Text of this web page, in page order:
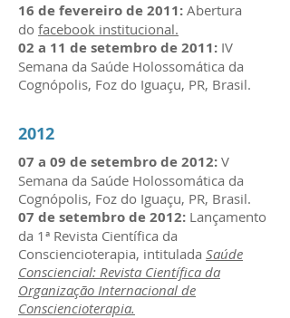
16 de fevereiro de 2011: Abertura
do facebook institucional.
02 a 11 de setembro de 2011: IV
Semana da Saúde Holossomática da
Cognópolis, Foz do Iguaçu, PR, Brasil.
2012
07 a 09 de setembro de 2012: V
Semana da Saúde Holossomática da
Cognópolis, Foz do Iguaçu, PR, Brasil.
07 de setembro de 2012: Lançamento
da 1ª Revista Científica da
Consciencioterapia, intitulada Saúde
Consciencial: Revista Científica da
Organização Internacional de
Consciencioterapia.